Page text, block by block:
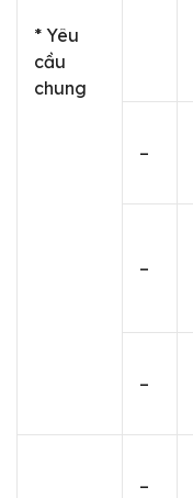
* Yêu
cầu
chung
–
–
–
–